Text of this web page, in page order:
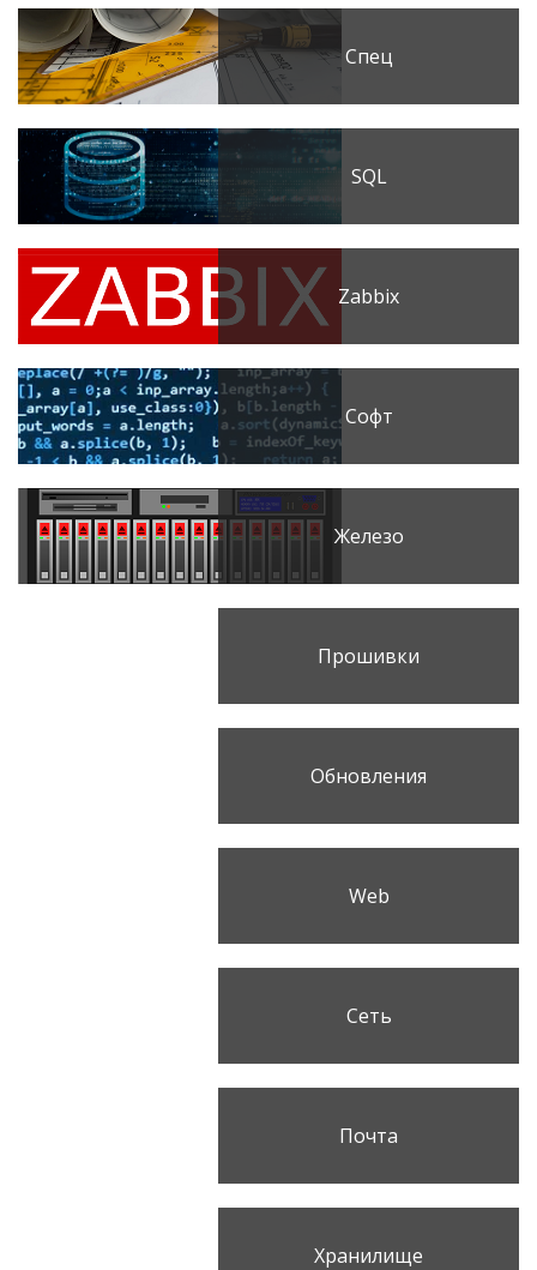
Спец
SQL
Zabbix
Софт
Железо
Прошивки
Обновления
Web
Сеть
Почта
Хранилище